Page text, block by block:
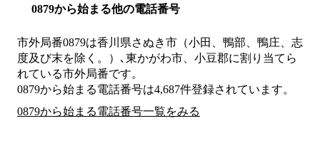
0879から始まる他の電話番号
市外局番0879は香川県さぬき市（小田、鴨部、鴨庄、志
度及び末を除く。）､東かがわ市、小豆郡に割り当てら
れている市外局番です。
0879から始まる電話番号は4,687件登録されています。
0879から始まる電話番号一覧をみる